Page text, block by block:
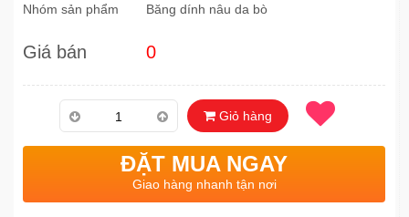
Nhóm sản phẩm
Băng dính nâu da bò
Giá bán 0
Giỏ hàng
ĐẶT MUA NGAY
Giao hàng nhanh tận nơi